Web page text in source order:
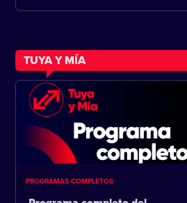
TUYA Y MÍA
PROGRAMAS COMPLETOS